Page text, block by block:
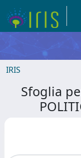
IRIS
Sfoglia